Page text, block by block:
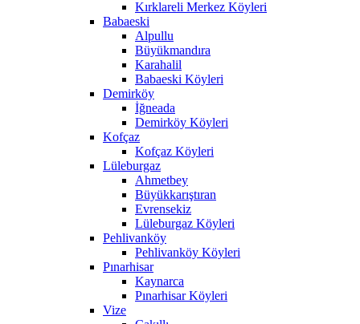
Kırklareli Merkez Köyleri
Babaeski
Alpullu
Büyükmandıra
Karahalil
Babaeski Köyleri
Demirköy
İğneada
Demirköy Köyleri
Kofçaz
Kofçaz Köyleri
Lüleburgaz
Ahmetbey
Büyükkarıştıran
Evrensekiz
Lüleburgaz Köyleri
Pehlivanköy
Pehlivanköy Köyleri
Pınarhisar
Kaynarca
Pınarhisar Köyleri
Vize